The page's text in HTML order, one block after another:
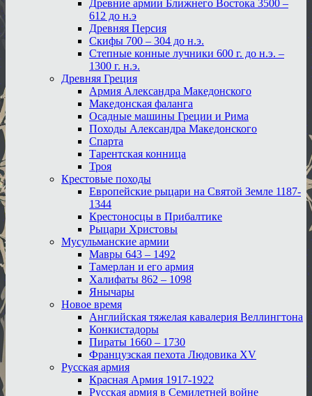
Древние армии Ближнего Востока 3500 –
612 до н.э
Древняя Персия
Скифы 700 – 304 до н.э.
Степные конные лучники 600 г. до н.э. –
1300 г. н.э.
Древняя Греция
Армия Александра Македонского
Македонская фаланга
Осадные машины Греции и Рима
Походы Александра Македонского
Спарта
Тарентская конница
Троя
Крестовые походы
Европейские рыцари на Святой Земле 1187-
1344
Крестоносцы в Прибалтике
Рыцари Христовы
Мусульманские армии
Мавры 643 – 1492
Тамерлан и его армия
Халифаты 862 – 1098
Янычары
Новое время
Английская тяжелая кавалерия Веллингтона
Конкистадоры
Пираты 1660 – 1730
Французская пехота Людовика XV
Русская армия
Красная Армия 1917-1922
Русская армия в Семилетней войне